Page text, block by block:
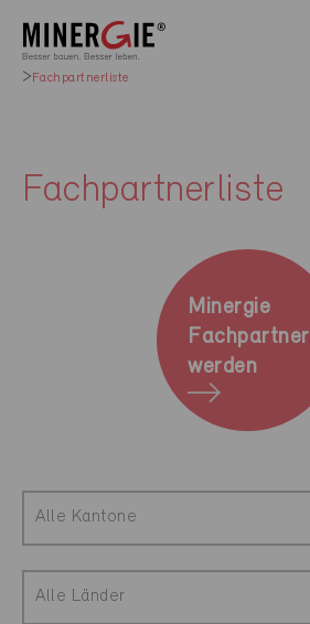
Fachpartnerliste
Fachpartnerliste
Minergie
Fachpartner
werden
Alle Kantone
Alle Länder